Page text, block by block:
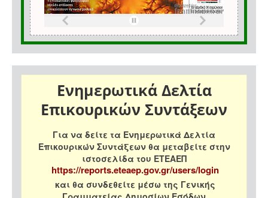
Ενημερωτικά Δελτία
Επικουρικών Συντάξεων
Για να δείτε τα Ενημερωτικά Δελτία
Επικουρικών Συντάξεων θα μεταβείτε στην
ιστοσελίδα του ΕΤΕΑΕΠ
https://reports.eteaep.gov.gr/users/login
και θα συνδεθείτε μέσω της Γενικής